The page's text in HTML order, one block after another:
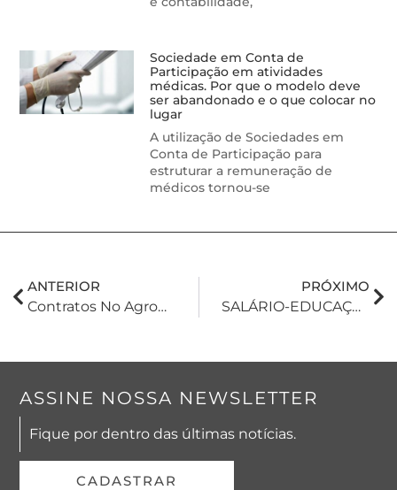
Sociedade em Conta de
Participação em atividades
médicas. Por que o modelo deve
ser abandonado e o que colocar no
lugar
A utilização de Sociedades em
Conta de Participação para
estruturar a remuneração de
médicos tornou-se
ANTERIOR
Contratos No Agronegócio: A Multipropriedade Rural
PRÓXIMO
SALÁRIO-EDUCAÇÃO: Inexigibilidade Para O Caso Do Produtor Rural Pessoa Física
ASSINE NOSSA NEWSLETTER
Fique por dentro das últimas notícias.
CADASTRAR